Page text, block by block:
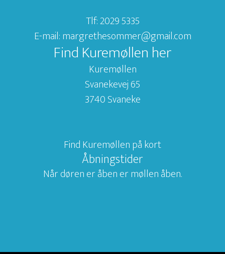
Tlf: 2029 5335
E-mail: margrethesommer@gmail.com
Find Kuremøllen her
Kuremøllen
Svanekevej 65
3740 Svaneke
Find Kuremøllen på kort
Åbningstider
Når døren er åben er møllen åben.